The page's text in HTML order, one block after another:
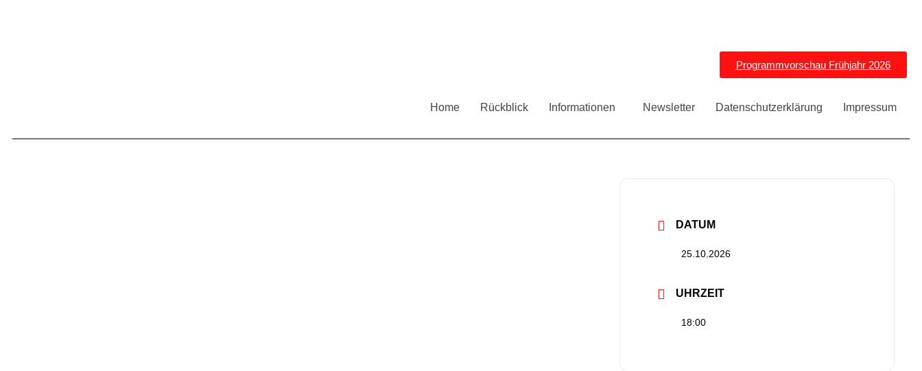
Programmvorschau Frühjahr 2026
Home Rückblick Informationen Newsletter Datenschutzerklärung Impressum
DATUM
25.10.2026
UHRZEIT
18:00